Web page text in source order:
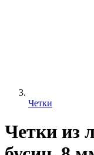
Четки
Четки из